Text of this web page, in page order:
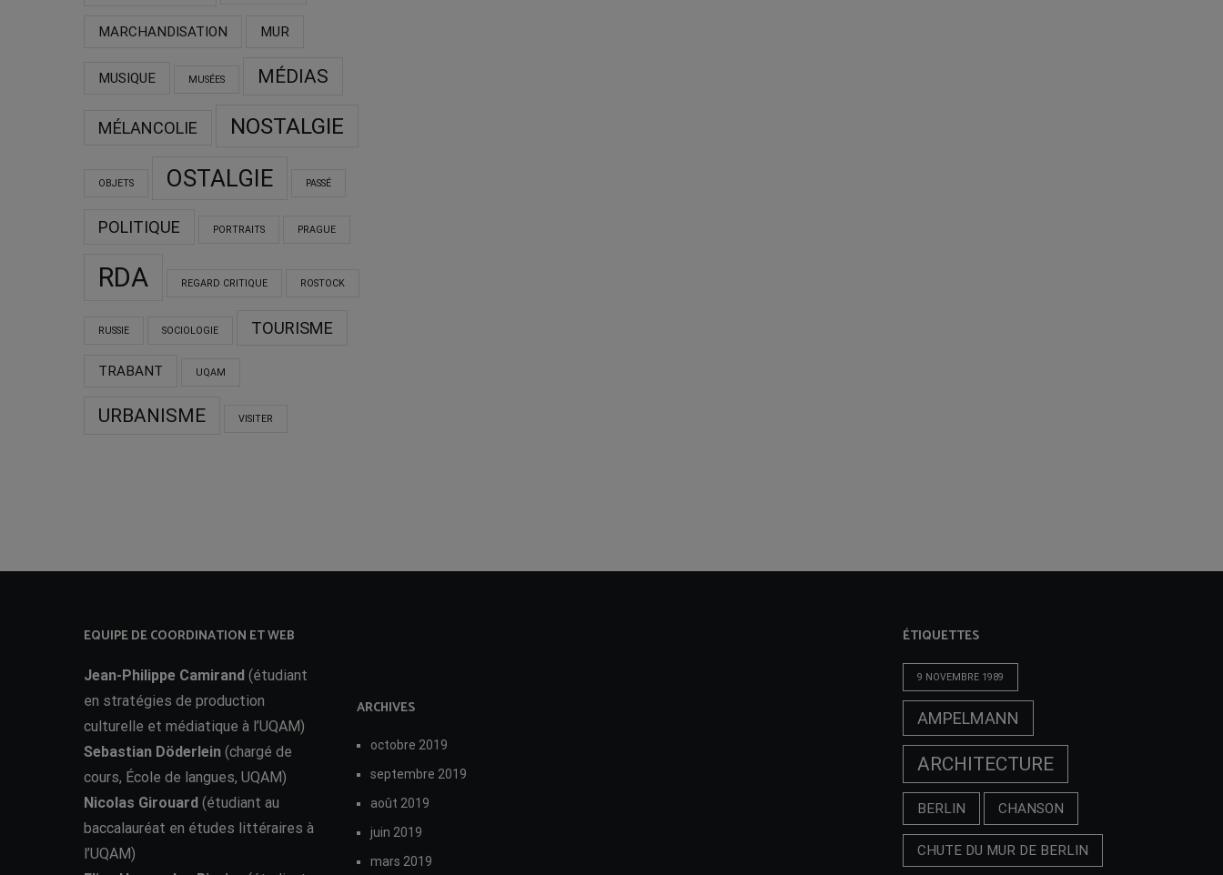
MARCHANDISATION MUR
MUSIQUE MUSÉES MÉDIAS
MÉLANCOLIE NOSTALGIE
OBJETS OSTALGIE PASSÉ
POLITIQUE PORTRAITS PRAGUE
RDA REGARD CRITIQUE ROSTOCK
RUSSIE SOCIOLOGIE TOURISME
TRABANT UQAM
URBANISME VISITER
EQUIPE DE COORDINATION ET WEB
Jean-Philippe Camirand (étudiant
en stratégies de production
culturelle et médiatique à l’UQAM)
Sebastian Döderlein (chargé de
cours, École de langues, UQAM)
Nicolas Girouard (étudiant au
baccalauréat en études littéraires à
l’UQAM)
ARCHIVES
octobre 2019
septembre 2019
août 2019
juin 2019
mars 2019
ÉTIQUETTES
9 NOVEMBRE 1989
AMPELMANN
ARCHITECTURE
BERLIN CHANSON
CHUTE DU MUR DE BERLIN